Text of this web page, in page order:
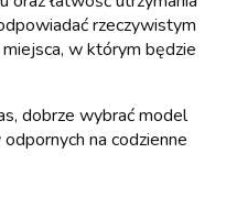
rzeczywistym
w którym będzie
dobrze wybrać model
na codzienne